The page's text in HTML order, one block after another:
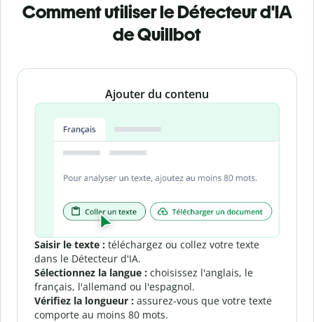
Comment utiliser le Détecteur d'IA
de Quillbot
Slide 1 of 3
Ajouter du contenu
Saisir le texte : téléchargez ou collez votre texte
dans le Détecteur d'IA.
Sélectionnez la langue : choisissez l'anglais, le
français, l'allemand ou l'espagnol.
Vérifiez la longueur : assurez-vous que votre texte
comporte au moins 80 mots.